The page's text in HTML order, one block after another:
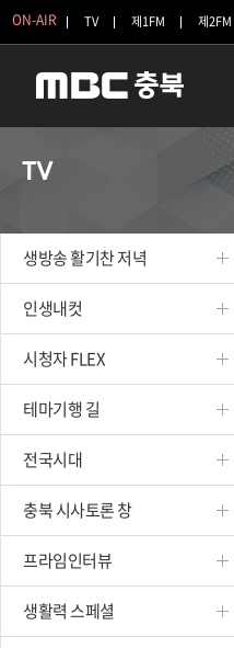
ON-AIR TV 제1FM 제2FM
TV
생방송 활기찬 저녁
인생내컷
시청자 FLEX
테마기행 길
전국시대
충북 시사토론 창
프라임인터뷰
생활력 스페셜